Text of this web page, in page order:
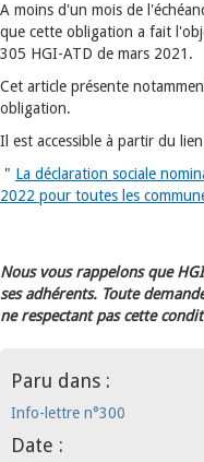
A moins d'un mois de
que cette obligation a fait
305 HGI-ATD de mars 2021.
Cet article présente
obligation.
Il est accessible à partir du
" La déclaration sociale
2022 pour toutes les
Nous vous rappelons que
ses adhérents. Toute
ne respectant pas cette
Paru dans :
Info-lettre n°300
Date :